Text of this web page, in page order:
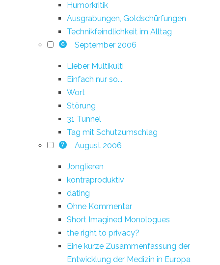
Humorkritik
Ausgrabungen, Goldschürfungen
Technikfeindlichkeit im Alltag
6 September 2006
Lieber Multikulti
Einfach nur so...
Wort
Störung
31 Tunnel
Tag mit Schutzumschlag
7 August 2006
Jonglieren
kontraproduktiv
dating
Ohne Kommentar
Short Imagined Monologues
the right to privacy?
Eine kurze Zusammenfassung der
Entwicklung der Medizin in Europa